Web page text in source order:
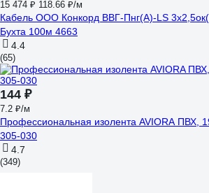
15 474 ₽ 118.66 ₽/м
Кабель ООО Конкорд ВВГ-Пнг(А)-LS
Бухта 100м 4663
4.4
(65)
144 ₽
7.2 ₽/м
Профессиональная изолента AVIORA ПВХ,
305-030
4.7
(349)